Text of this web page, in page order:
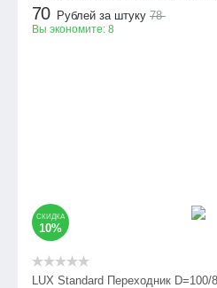
70 Рублей за штуку 78
Вы экономите: 8
СКИДКА
10%
LUX Standard Переходник